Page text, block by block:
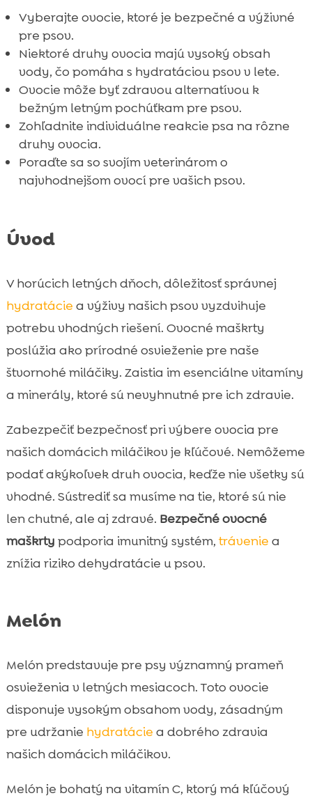
MeatLover pochúťky
Twinky vitamíny a ďalšie produkty
 Mr. Easy vegetariánske dresingy
 Denty vegetariánske dentálne tyčinky
 Záver
FAQ
Vyberajte ovocie, ktoré je bezpečné a výživné
pre psov.
Niektoré druhy ovocia majú vysoký obsah
vody, čo pomáha s hydratáciou psov v lete.
Ovocie môže byť zdravou alternatívou k
bežným letným pochúťkam pre psov.
Zohľadnite individuálne reakcie psa na rôzne
druhy ovocia.
Poraďte sa so svojím veterinárom o
najvhodnejšom ovocí pre vašich psov.
Úvod
V horúcich letných dňoch, dôležitosť správnej
hydratácie a výživy našich psov vyzdvihuje
potrebu vhodných riešení. Ovocné maškrty
poslúžia ako prírodné osvieženie pre naše
štvornohé miláčiky. Zaistia im esenciálne vitamíny
a minerály, ktoré sú nevyhnutné pre ich zdravie.
Zabezpečiť bezpečnosť pri výbere ovocia pre
našich domácich miláčikov je kľúčové. Nemôžeme
podať akýkoľvek druh ovocia, keďže nie všetky sú
vhodné. Sústrediť sa musíme na tie, ktoré sú nie
len chutné, ale aj zdravé. Bezpečné ovocné
maškrty podporia imunitný systém, trávenie a
znížia riziko dehydratácie u psov.
Melón
Melón predstavuje pre psy významný prameň
osvieženia v letných mesiacoch. Toto ovocie
disponuje vysokým obsahom vody, zásadným
pre udržanie hydratácie a dobrého zdravia
našich domácich miláčikov.
Melón je bohatý na vitamín C, ktorý má kľúčový